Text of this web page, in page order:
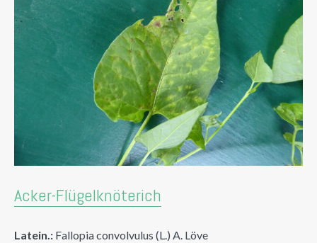
Acker-Flügelknöterich
Latein.: Fallopia convolvulus (L.) A. Löve